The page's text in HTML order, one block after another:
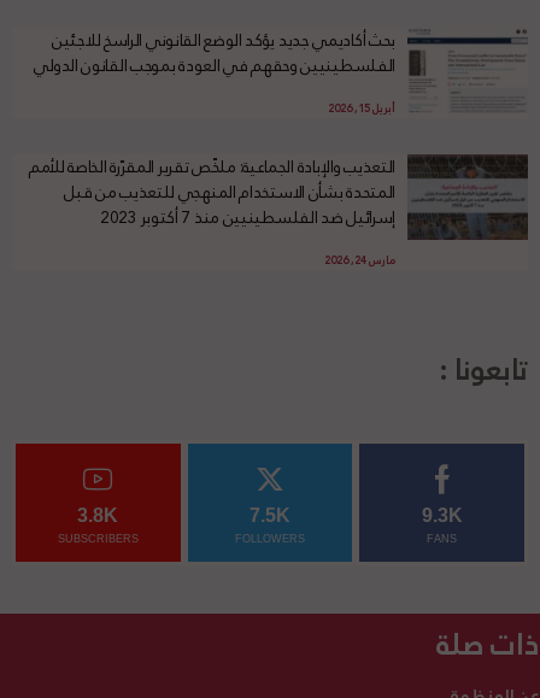
بحث أكاديمي جديد يؤكد الوضع القانوني الراسخ للاجئين
الفلسطينيين وحقهم في العودة بموجب القانون الدولي
أبريل 15, 2026
التعذيب والإبادة الجماعية: ملخّص تقرير المقرّرة الخاصة للأمم
المتحدة بشأن الاستخدام المنهجي للتعذيب من قبل
إسرائيل ضد الفلسطينيين منذ 7 أكتوبر 2023
مارس 24, 2026
تابعونا :
9.3K
FANS
7.5K
FOLLOWERS
3.8K
SUBSCRIBERS
ذات صلة